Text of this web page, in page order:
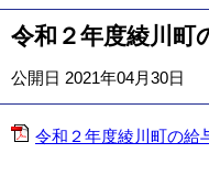
令和２年度綾川町
公開日 2021年04月30日
令和２年度綾川町の給